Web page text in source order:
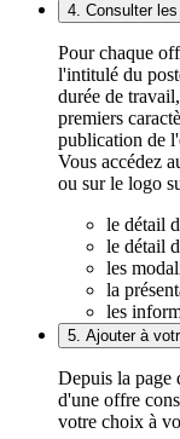
4. Consulter
Pour chaque
l'intitulé du
durée de
premiers
publication de
Vous accédez
ou sur le logo
le détail
le détail
les
la
les
5. Ajouter à
Depuis la page
d'une offre
votre choix à